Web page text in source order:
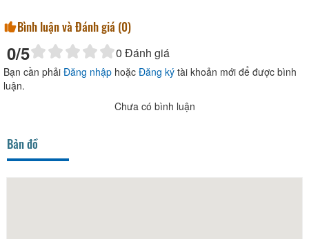
Bình luận và Đánh giá (0)
0/5 0 Đánh giá
Bạn cần phải Đăng nhập hoặc Đăng ký tài khoản mới để được bình
luận.
Chưa có bình luận
Bản đồ